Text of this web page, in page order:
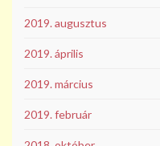
2019. augusztus
2019. április
2019. március
2019. február